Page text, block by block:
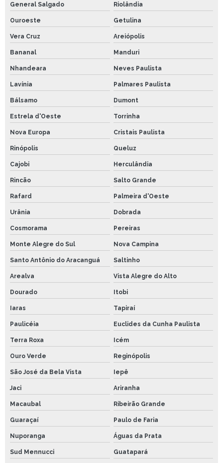
General Salgado Riolândia
Ouroeste Getulina
Vera Cruz Areiópolis
Bananal Manduri
Nhandeara Neves Paulista
Lavínia Palmares Paulista
Bálsamo Dumont
Estrela d'Oeste Torrinha
Nova Europa Cristais Paulista
Rinópolis Queluz
Cajobi Herculândia
Rincão Salto Grande
Rafard Palmeira d'Oeste
Urânia Dobrada
Cosmorama Pereiras
Monte Alegre do Sul Nova Campina
Santo Antônio do Aracanguá Saltinho
Arealva Vista Alegre do Alto
Dourado Itobi
Iaras Tapiraí
Paulicéia Euclides da Cunha Paulista
Terra Roxa Icém
Ouro Verde Reginópolis
São José da Bela Vista Iepê
Jaci Ariranha
Macaubal Ribeirão Grande
Guaraçaí Paulo de Faria
Nuporanga Águas da Prata
Sud Mennucci Guatapará